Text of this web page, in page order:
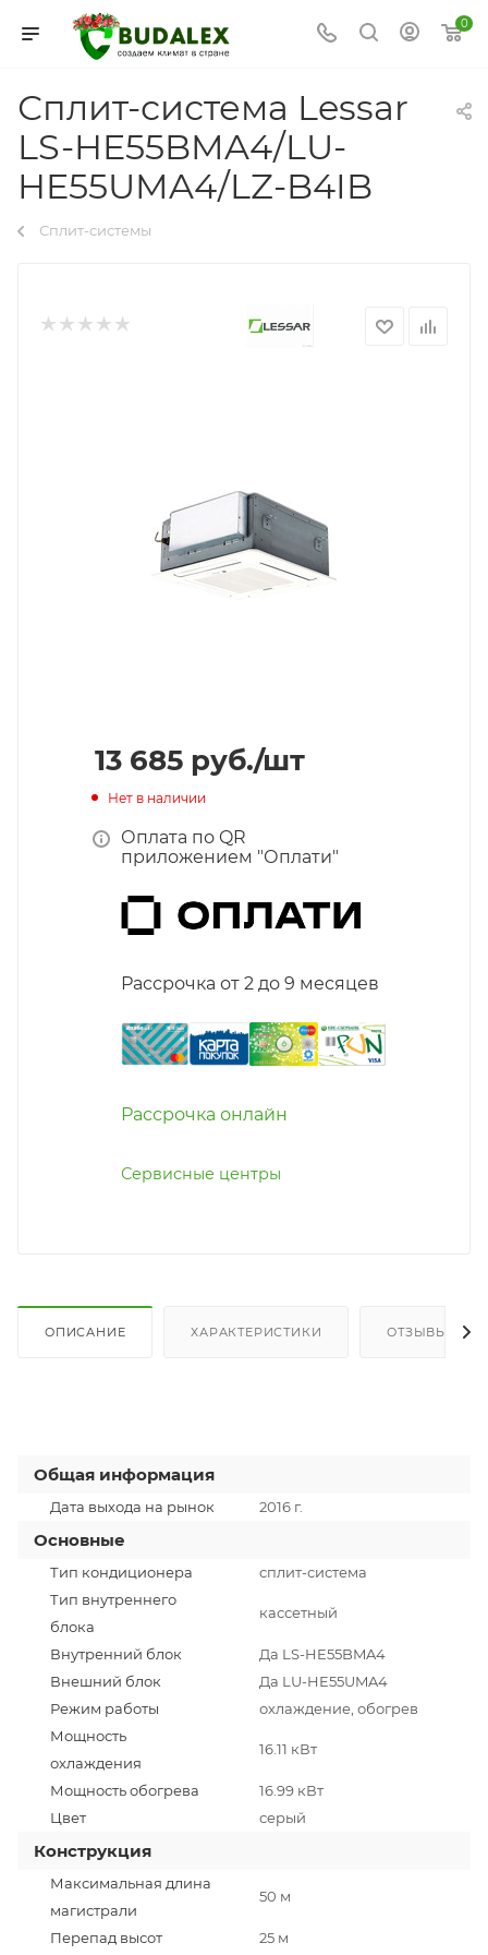
0
Сплит-система Lessar
LS-HE55BMA4/LU-
HE55UMA4/LZ-B4IB
Сплит-системы
13 685 руб./шт
Нет в наличии
Оплата по QR
приложением "Оплати"
Рассрочка от 2 до 9 месяцев
Рассрочка онлайн
Сервисные центры
ОПИСАНИЕ ХАРАКТЕРИСТИКИ ОТЗЫВЫ
Общая информация
Дата выхода на рынок 2016 г.
Основные
Тип кондиционера
сплит-система
Тип внутреннего
блока
кассетный
Внутренний блок
Да LS-HE55BMA4
Внешний блок
Да LU-HE55UMA4
Режим работы
охлаждение, обогрев
Мощность
охлаждения
16.11 кВт
Мощность обогрева
16.99 кВт
Цвет
серый
Конструкция
Максимальная длина
магистрали
50 м
Перепад высот 25 м